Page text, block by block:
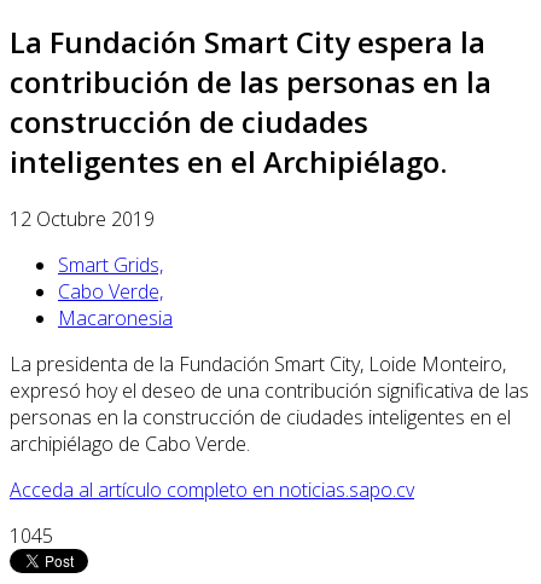
La Fundación Smart City espera la
contribución de las personas en la
construcción de ciudades
inteligentes en el Archipiélago.
12 Octubre 2019
Smart Grids,
Cabo Verde,
Macaronesia
La presidenta de la Fundación Smart City, Loide Monteiro,
expresó hoy el deseo de una contribución significativa de las
personas en la construcción de ciudades inteligentes en el
archipiélago de Cabo Verde.
Acceda al artículo completo en noticias.sapo.cv
1045